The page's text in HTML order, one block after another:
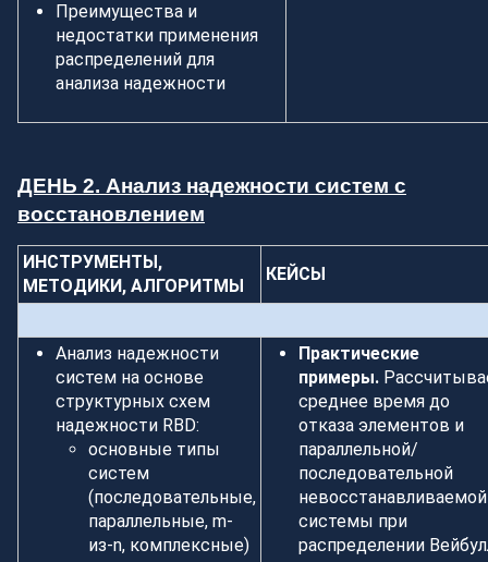
Преимущества и
недостатки применения
распределений для
анализа надежности
ДЕНЬ 2. Анализ надежности систем с
восстановлением
ИНСТРУМЕНТЫ,
МЕТОДИКИ, АЛГОРИТМЫ
КЕЙСЫ
Анализ надежности
систем на основе
структурных схем
надежности RBD:
основные типы
систем
(последовательные,
параллельные, m-
из-n, комплексные)
Практические
примеры.
среднее время до
отказа элементов и
параллельной/
последовательной
невосстанавливаемой
системы при
распределении